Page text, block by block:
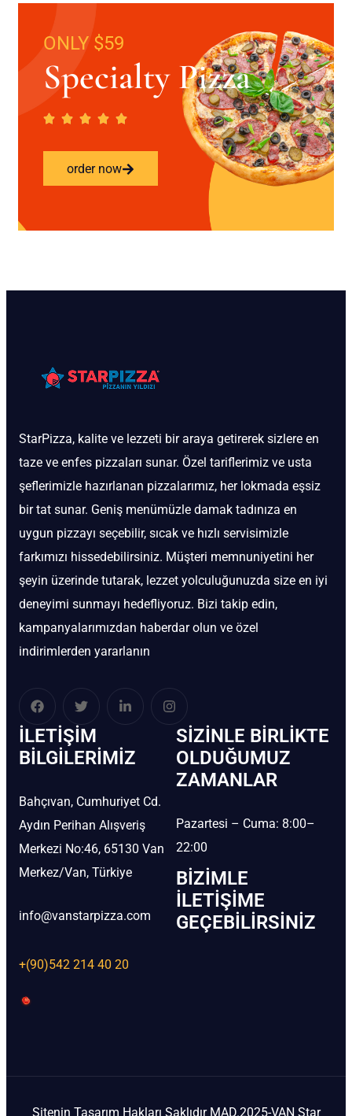
ONLY $59
Specialty Pizza
order now
StarPizza, kalite ve lezzeti bir araya getirerek sizlere en
taze ve enfes pizzaları sunar. Özel tariflerimiz ve usta
şeflerimizle hazırlanan pizzalarımız, her lokmada eşsiz
bir tat sunar. Geniş menümüzle damak tadınıza en
uygun pizzayı seçebilir, sıcak ve hızlı servisimizle
farkımızı hissedebilirsiniz. Müşteri memnuniyetini her
şeyin üzerinde tutarak, lezzet yolculuğunuzda size en iyi
deneyimi sunmayı hedefliyoruz. Bizi takip edin,
kampanyalarımızdan haberdar olun ve özel
indirimlerden yararlanın
İLETIŞIM
BİLGILERIMIZ
Bahçıvan, Cumhuriyet Cd.
Aydın Perihan Alışveriş
Merkezi No:46, 65130 Van
Merkez/Van, Türkiye
info@vanstarpizza.com
+(90)542 214 40 20
SIZINLE BIRLIKTE
OLDUĞUMUZ
ZAMANLAR
Pazartesi – Cuma: 8:00–
22:00
BIZIMLE
İLETIŞIME
GEÇEBILIRSINIZ
Sitenin Tasarım Hakları Saklıdır MAD.2025-VAN Star